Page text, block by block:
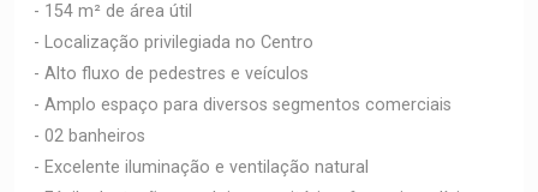
- 154 m² de área útil
- Localização privilegiada no Centro
- Alto fluxo de pedestres e veículos
- Amplo espaço para diversos segmentos comerciais
- 02 banheiros
- Excelente iluminação e ventilação natural